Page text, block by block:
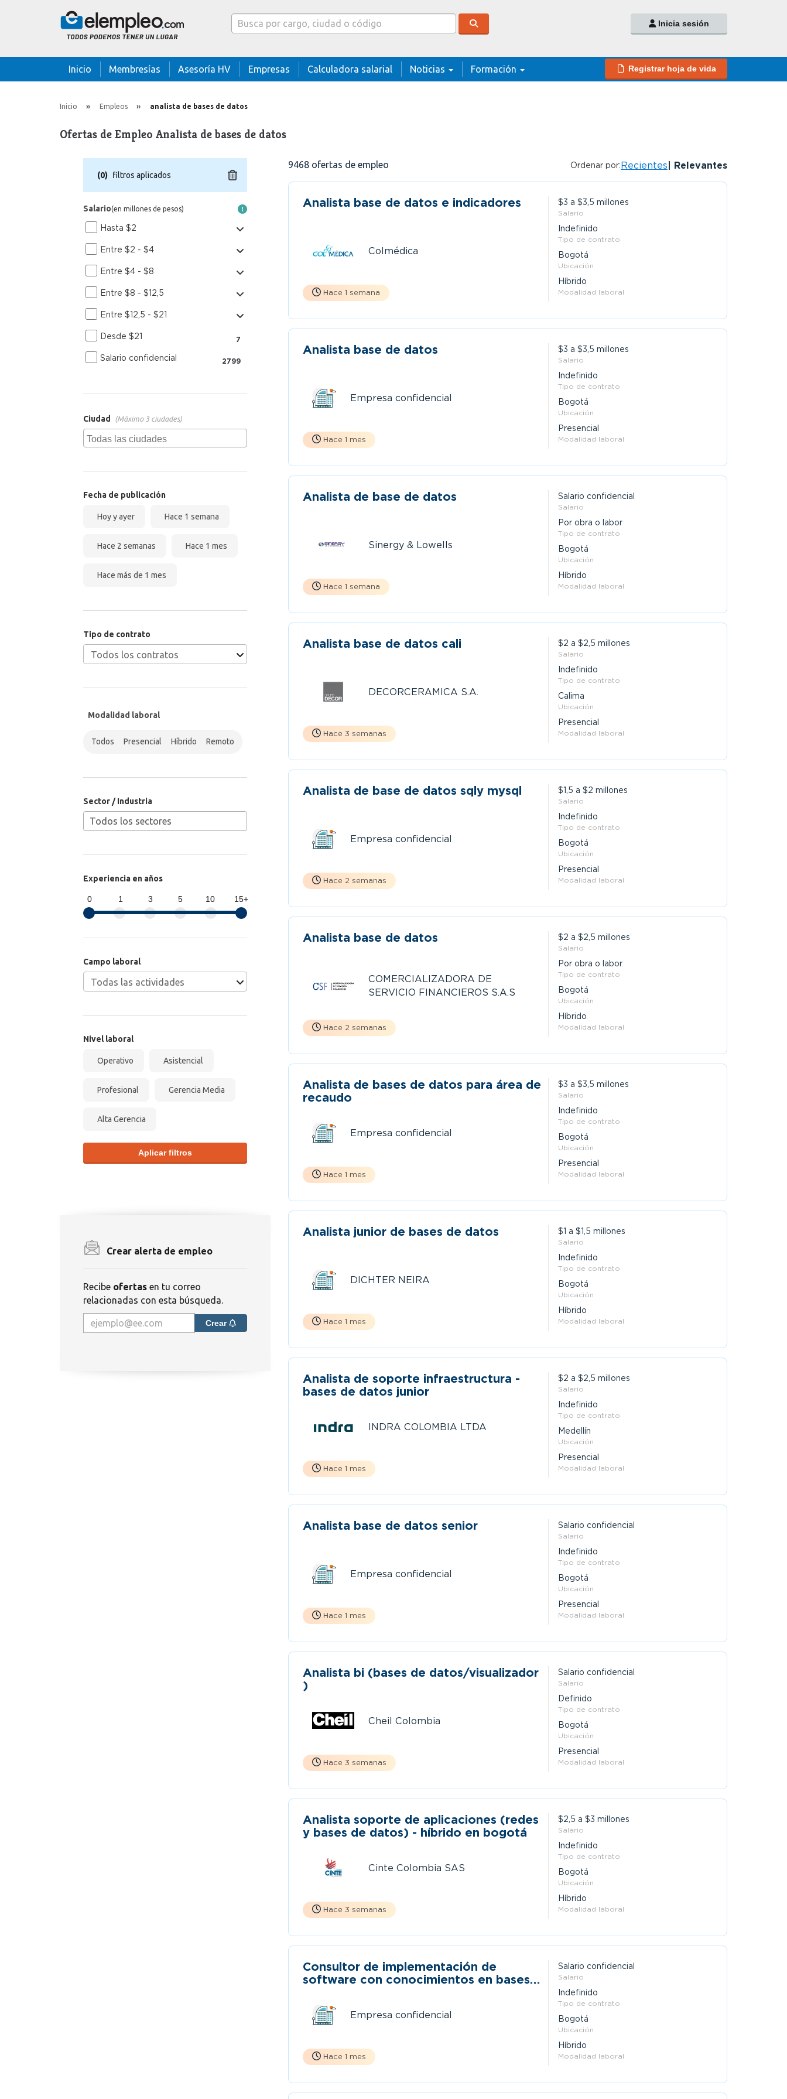
Caja buscador
Inicia sesión
Inicio Membresías Asesoría HV Empresas Calculadora salarial Noticias Formación Registrar hoja de vida
Inicio Empleos analista de bases de datos
Ofertas de Empleo Analista de bases de datos
9468 ofertas de empleo Ordenar por:Recientes Relevantes
Analista base de datos e indicadores
Colmédica
Hace 1 semana
$3 a $3,5 millones
Salario
Indefinido
Tipo de contrato
Bogotá
Ubicación
Híbrido
Modalidad laboral
Analista base de datos
Empresa confidencial
Hace 1 mes
$3 a $3,5 millones
Salario
Indefinido
Tipo de contrato
Bogotá
Ubicación
Presencial
Modalidad laboral
Analista de base de datos
Sinergy & Lowells
Hace 1 semana
Salario confidencial
Salario
Por obra o labor
Tipo de contrato
Bogotá
Ubicación
Híbrido
Modalidad laboral
Analista base de datos cali
DECORCERAMICA S.A.
Hace 3 semanas
$2 a $2,5 millones
Salario
Indefinido
Tipo de contrato
Calima
Ubicación
Presencial
Modalidad laboral
Analista de base de datos sqly mysql
Empresa confidencial
Hace 2 semanas
$1,5 a $2 millones
Salario
Indefinido
Tipo de contrato
Bogotá
Ubicación
Presencial
Modalidad laboral
Analista base de datos
COMERCIALIZADORA DE
SERVICIO FINANCIEROS S.A.S
Hace 2 semanas
$2 a $2,5 millones
Salario
Por obra o labor
Tipo de contrato
Bogotá
Ubicación
Híbrido
Modalidad laboral
Analista de bases de datos para área de
recaudo
Empresa confidencial
Hace 1 mes
$3 a $3,5 millones
Salario
Indefinido
Tipo de contrato
Bogotá
Ubicación
Presencial
Modalidad laboral
Analista junior de bases de datos
DICHTER NEIRA
Hace 1 mes
$1 a $1,5 millones
Salario
Indefinido
Tipo de contrato
Bogotá
Ubicación
Híbrido
Modalidad laboral
Analista de soporte infraestructura -
bases de datos junior
INDRA COLOMBIA LTDA
Hace 1 mes
$2 a $2,5 millones
Salario
Indefinido
Tipo de contrato
Medellín
Ubicación
Presencial
Modalidad laboral
Analista base de datos senior
Empresa confidencial
Hace 1 mes
Salario confidencial
Salario
Indefinido
Tipo de contrato
Bogotá
Ubicación
Presencial
Modalidad laboral
Analista bi (bases de datos/visualizador
)
Cheil Colombia
Hace 3 semanas
Salario confidencial
Salario
Definido
Tipo de contrato
Bogotá
Ubicación
Presencial
Modalidad laboral
Analista soporte de aplicaciones (redes
y bases de datos) - híbrido en bogotá
Cinte Colombia SAS
Hace 3 semanas
$2,5 a $3 millones
Salario
Indefinido
Tipo de contrato
Bogotá
Ubicación
Híbrido
Modalidad laboral
Consultor de implementación de
software con conocimientos en bases
Empresa confidencial
Hace 1 mes
Salario confidencial
Salario
Indefinido
Tipo de contrato
Bogotá
Ubicación
Híbrido
Modalidad laboral
(0) filtros aplicados
Salario(en millones de pesos)
Hasta $2
Entre $2 - $4
Entre $4 - $8
Entre $8 - $12,5
Entre $12,5 - $21
Desde $21 7
Salario confidencial 2799
Ciudad (Máximo 3 ciudades)
Fecha de publicación
Hoy y ayer Hace 1 semana
Hace 2 semanas Hace 1 mes
Hace más de 1 mes
Tipo de contrato
Modalidad laboral
Todos Presencial Híbrido Remoto
Sector / Industria
Experiencia en años
0 1 3 5 10 15+
Campo laboral
Nivel laboral
Operativo Asistencial
Profesional Gerencia Media
Alta Gerencia
Aplicar filtros
Crear alerta de empleo
Recibe ofertas en tu correo
relacionadas con esta búsqueda.
Crear